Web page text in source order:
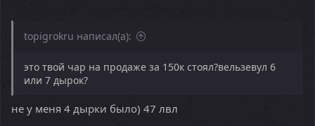
topigrokru написал(а):
это твой чар на продаже за 150к стоял?вельзевул 6
или 7 дырок?
не у меня 4 дырки было) 47 лвл